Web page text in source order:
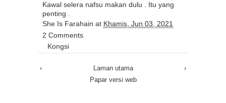
Kawal selera nafsu makan dulu . Itu yang
penting .
She Is Farahain at Khamis, Jun 03, 2021
2 Comments
Kongsi
‹ ›
Laman utama
Papar versi web